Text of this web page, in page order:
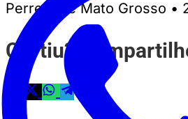
Perrengue Mato Grosso •
Curtiu?